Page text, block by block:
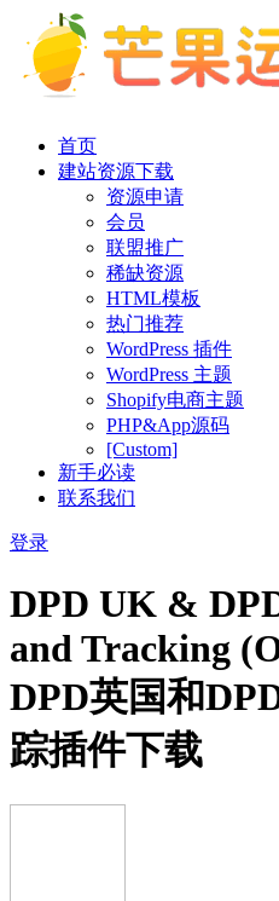
首页
建站资源下载
资源申请
会员
联盟推广
稀缺资源
HTML模板
热门推荐
WordPress 插件
WordPress 主题
Shopify电商主题
PHP&App源码
[Custom]
新手必读
联系我们
登录
DPD UK &
and Tracking
DPD英国和
踪插件下载